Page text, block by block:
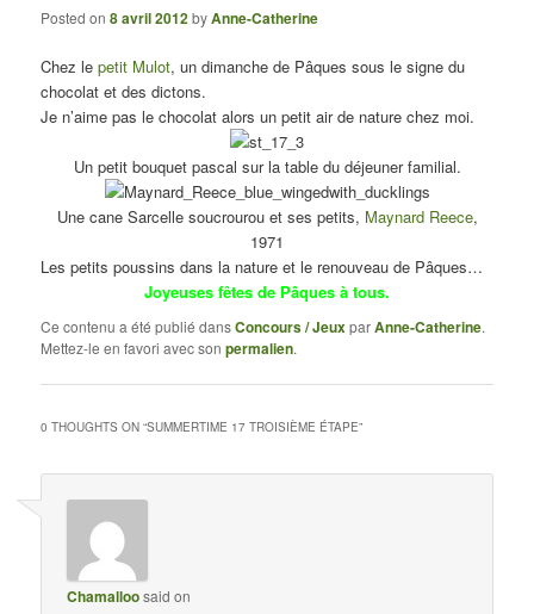
Posted on8 avril 2012byAnne-Catherine
Chez lepetit Mulot, un dimanche de Pâques sous le signe du
chocolat et des dictons.
Je n’aime pas le chocolat alors un petit air de nature chez moi.
Un petit bouquet pascal sur la table du déjeuner familial.
Une cane Sarcelle soucrourou et ses petits, Maynard Reece,
1971
Les petits poussins dans la nature et le renouveau de Pâques…
Joyeuses fêtes de Pâques à tous.
Ce contenu a été publié dansConcours / JeuxparAnne-Catherine.
Mettez-le en favori avec sonpermalien.
0 THOUGHTS ON “SUMMERTIME 17 TROISIÈME ÉTAPE”
Chamalloosaid on